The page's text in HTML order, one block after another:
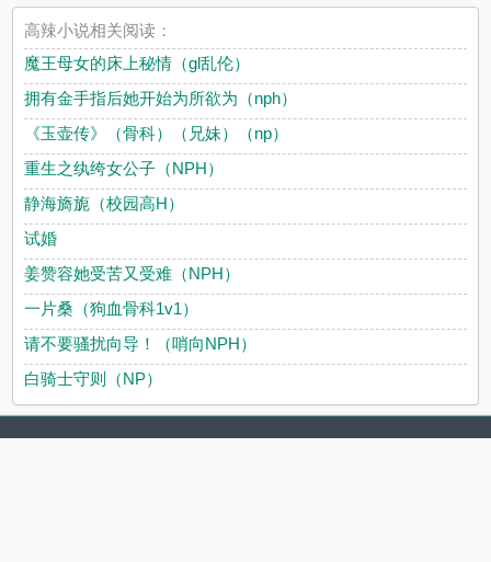
高辣小说相关阅读：
魔王母女的床上秘情（gl乱伦）
拥有金手指后她开始为所欲为（nph）
《玉壶传》（骨科）（兄妹）（np）
重生之纨绔女公子（NPH）
静海旖旎（校园高H）
试婚
姜赞容她受苦又受难（NPH）
一片桑（狗血骨科1v1）
请不要骚扰向导！（哨向NPH）
白骑士守则（NP）